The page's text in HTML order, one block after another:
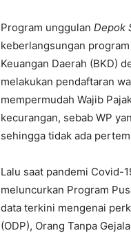
Program unggulan Depok
keberlangsungan
Keuangan Daerah (BKD)
melakukan pendaftaran
mempermudah Wajib
kecurangan, sebab WP
sehingga tidak ada
Lalu saat pandemi Covid-
meluncurkan Program
data terkini mengenai
(ODP), Orang Tanpa